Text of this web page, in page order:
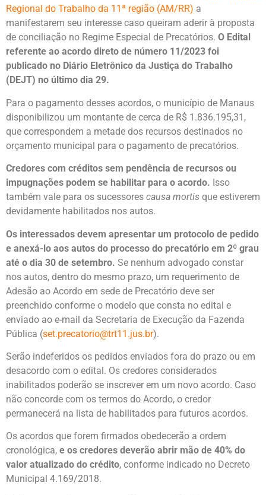
Regional do Trabalho da 11ª região (AM/RR) a
manifestarem seu interesse caso queiram aderir à proposta
de conciliação no Regime Especial de Precatórios. O Edital
referente ao acordo direto de número 11/2023 foi
publicado no Diário Eletrônico da Justiça do Trabalho
(DEJT) no último dia 29.
Para o pagamento desses acordos, o município de Manaus
disponibilizou um montante de cerca de R$ 1.836.195,31,
que correspondem a metade dos recursos destinados no
orçamento municipal para o pagamento de precatórios.
Credores com créditos sem pendência de recursos ou
impugnações podem se habilitar para o acordo. Isso
também vale para os sucessores causa mortis que estiverem
devidamente habilitados nos autos.
Os interessados devem apresentar um protocolo de pedido
e anexá-lo aos autos do processo do precatório em 2º grau
até o dia 30 de setembro. Se nenhum advogado constar
nos autos, dentro do mesmo prazo, um requerimento de
Adesão ao Acordo em sede de Precatório deve ser
preenchido conforme o modelo que consta no edital e
enviado ao e-mail da Secretaria de Execução da Fazenda
Pública (set.precatorio@trt11.jus.br).
Serão indeferidos os pedidos enviados fora do prazo ou em
desacordo com o edital. Os credores considerados
inabilitados poderão se inscrever em um novo acordo. Caso
não concorde com os termos do Acordo, o credor
permanecerá na lista de habilitados para futuros acordos.
Os acordos que forem firmados obedecerão a ordem
cronológica, e os credores deverão abrir mão de 40% do
valor atualizado do crédito, conforme indicado no Decreto
Municipal 4.169/2018.